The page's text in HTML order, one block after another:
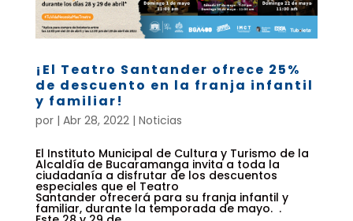
¡El Teatro Santander ofrece 25%
de descuento en la franja infantil
y familiar!
por | Abr 28, 2022| Noticias
El Instituto Municipal de Cultura y Turismo de la
Alcaldía de Bucaramanga invita a toda la
ciudadanía a disfrutar de los descuentos
especiales que el Teatro
Santander ofrecerá para su franja infantil y
familiar, durante la temporada de mayo. .